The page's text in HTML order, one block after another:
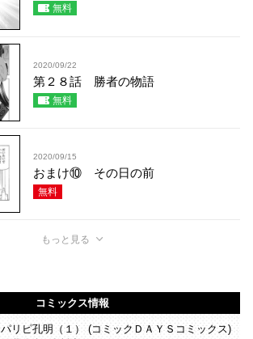
無料
2020/09/22
第２８話 勝者の物語
無料
2020/09/15
おまけ⑩ その日の前
無料
もっと見る
コミックス情報
パリピ孔明（１） (コミックＤＡＹＳコミックス)